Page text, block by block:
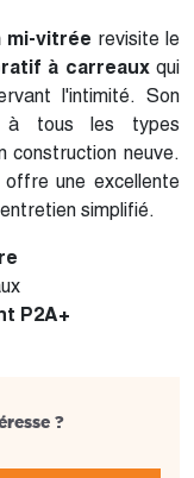
mi-vitrée revisite le
à carreauxqui
l'intimité. Son
à tous les types
construction neuve.
offre une excellente
simplifié.
P2A+
?